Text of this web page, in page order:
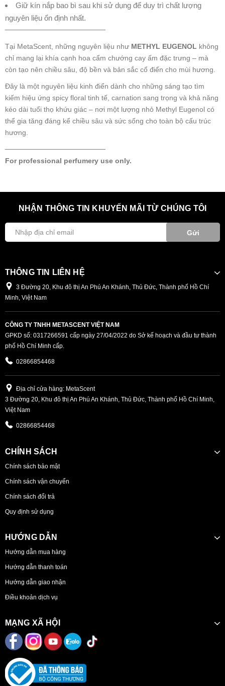
Giữ kín nắp bao bì sau khi sử dụng để duy trì chất lượng
nguyên liệu ổn định nhất.
────────────────────
Tại MetaScent, những nguyên liệu như METHYL EUGENOL không
chỉ mang lại khía cạnh hoa cẩm chướng cay ấm đặc trưng – mà
còn tạo nên chiều sâu, độ bền và bản sắc cổ điển cho mùi hương.
Đây là một nguyên liệu kinh điển dành cho những sáng tạo tìm
kiếm hiệu ứng spicy floral tinh tế, carnation sang trọng và khả năng
kéo dài tuổi thọ khứu giác – nơi một lượng nhỏ Methyl Eugenol có
thể gia tăng đáng kể chiều sâu và sức sống cho toàn bộ cấu trúc
hương.
────────────────────
For professional perfumery use only.
NHẬN THÔNG TIN KHUYẾN MÃI TỪ CHÚNG TÔI
Gửi
THÔNG TIN LIÊN HỆ
3 Đường 20, Khu đô thị An Phú An Khánh, Thủ Đức, Thành phố Hồ Chí
Minh, Việt Nam
CÔNG TY TNHH METASCENT VIỆT NAM
GPKD số: 0317266591 cấp ngày 27/04/2022 do Sở kế hoạch và đầu tư thành
phố Hồ Chí Minh cấp.
02866854468
Địa chỉ cửa hàng: MetaScent
3 Đường 20, Khu đô thị An Phú An Khánh, Thủ Đức, Thành phố Hồ Chí Minh,
Việt Nam
02866854468
CHÍNH SÁCH
Chính sách bảo mật
Chính sách vận chuyển
Chính sách đổi trả
Quy định sử dụng
HƯỚNG DẪN
Hướng dẫn mua hàng
Hướng dẫn thanh toán
Hướng dẫn giao nhận
Điều khoản dịch vụ
MẠNG XÃ HỘI